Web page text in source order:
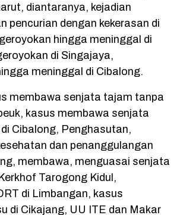
diantaranya, kejadian
pencurian dengan kekerasan di
hingga meninggal di
di Singajaya,
meninggal di Cibalong.
membawa senjata tajam tanpa
kasus membawa senjata
Cibalong, Penghasutan,
dan penanggulangan
membawa, menguasai senjata
Tarogong Kidul,
di Limbangan, kasus
di Cikajang, UU ITE dan Makar